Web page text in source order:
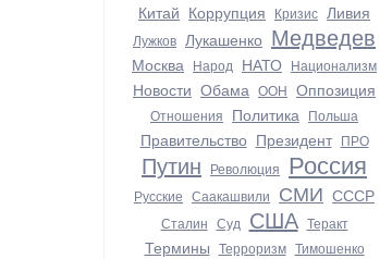
Китай Коррупция Кризис Ливия
Лужков Лукашенко Медведев
Москва Народ НАТО Национализм
Новости Обама ООН Оппозиция
Отношения Политика Польша
Правительство Президент ПРО
Путин Революция Россия
Русские Саакашвили СМИ СССР
Сталин Суд США Теракт
Термины Терроризм Тимошенко